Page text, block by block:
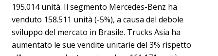
195.014 unità. Il segmento Mercedes-Benz ha
venduto 158.511 unità (-5%), a causa del debole
sviluppo del mercato in Brasile. Trucks Asia ha
aumentato le sue vendite unitarie del 3% rispetto